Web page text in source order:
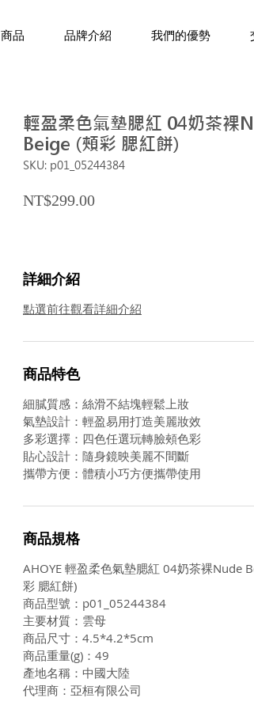
商品 品牌介紹 我們的優勢
輕盈柔色氣墊腮紅 04奶茶裸
Beige (頰彩 腮紅餅)
SKU: p01_05244384
NT$299.00Price
詳細介紹
點選前往觀看詳細介紹
商品特色
細膩質感：絲滑不結塊輕鬆上妝
氣墊設計：輕盈易用打造美麗妝效
多彩選擇：四色任選玩轉臉頰色彩
貼心設計：隨身鏡映美麗不間斷
攜帶方便：體積小巧方便攜帶使用
商品規格
AHOYE 輕盈柔色氣墊腮紅 04奶茶裸Nude
彩 腮紅餅)
商品型號：p01_05244384
主要材質：雲母
商品尺寸：4.5*4.2*5cm
商品重量(g)：49
產地名稱：中國大陸
代理商：亞桓有限公司